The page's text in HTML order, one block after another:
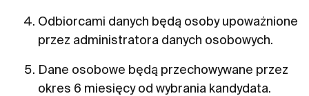
Odbiorcami danych będą osoby upoważnione
przez administratora danych osobowych.
Dane osobowe będą przechowywane przez
okres 6 miesięcy od wybrania kandydata.